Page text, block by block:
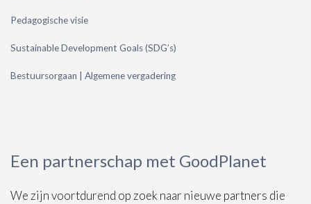
Pedagogische visie
Sustainable Development Goals (SDG’s)
Bestuursorgaan | Algemene vergadering
Een partnerschap met GoodPlanet
We zijn voortdurend op zoek naar nieuwe partners die